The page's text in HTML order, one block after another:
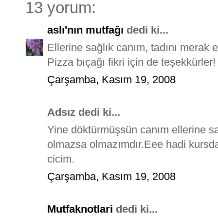
13 yorum:
aslı'nın mutfağı dedi ki...
Ellerine sağlık canım, tadını
Pizza bıçağı fikri için de teşekkürler!
Çarşamba, Kasım 19, 2008
Adsız dedi ki...
Yine döktürmüşsün canım ellerine
olmazsa olmazımdır.Eee hadi
cicim.
Çarşamba, Kasım 19, 2008
Mutfaknotlari dedi ki...